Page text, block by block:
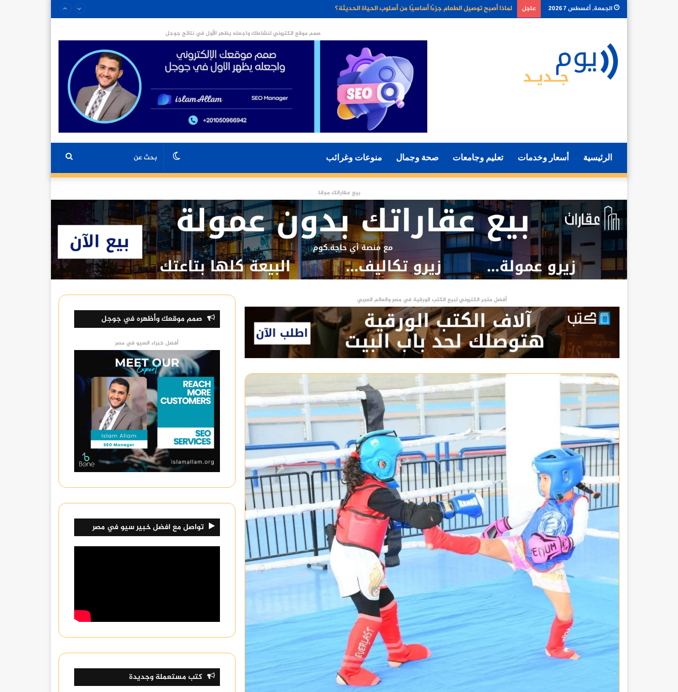
الجمعة, أغسطس 7 2026 عاجل كيف تغير أدوات الذكاء الاصطناعي مستقبل التسويق الرقمي؟
صمم موقع الكتروني لنشاطك واجعله يظهر الأول في نتائج جوجل
الرئيسية أسعار وخدمات تعليم وجامعات صحة وجمال منوعات وغرائب الوضع
بيع عقاراتك مجانا
أفضل متجر الكتروني لبيع الكتب الورقية في مصر والعالم العربي
صمم موقعك وأظهره في جوجل
أفضل خبراء السيو في مصر
تواصل مع افضل خبير سيو في مصر
كتب مستعملة وجديدة